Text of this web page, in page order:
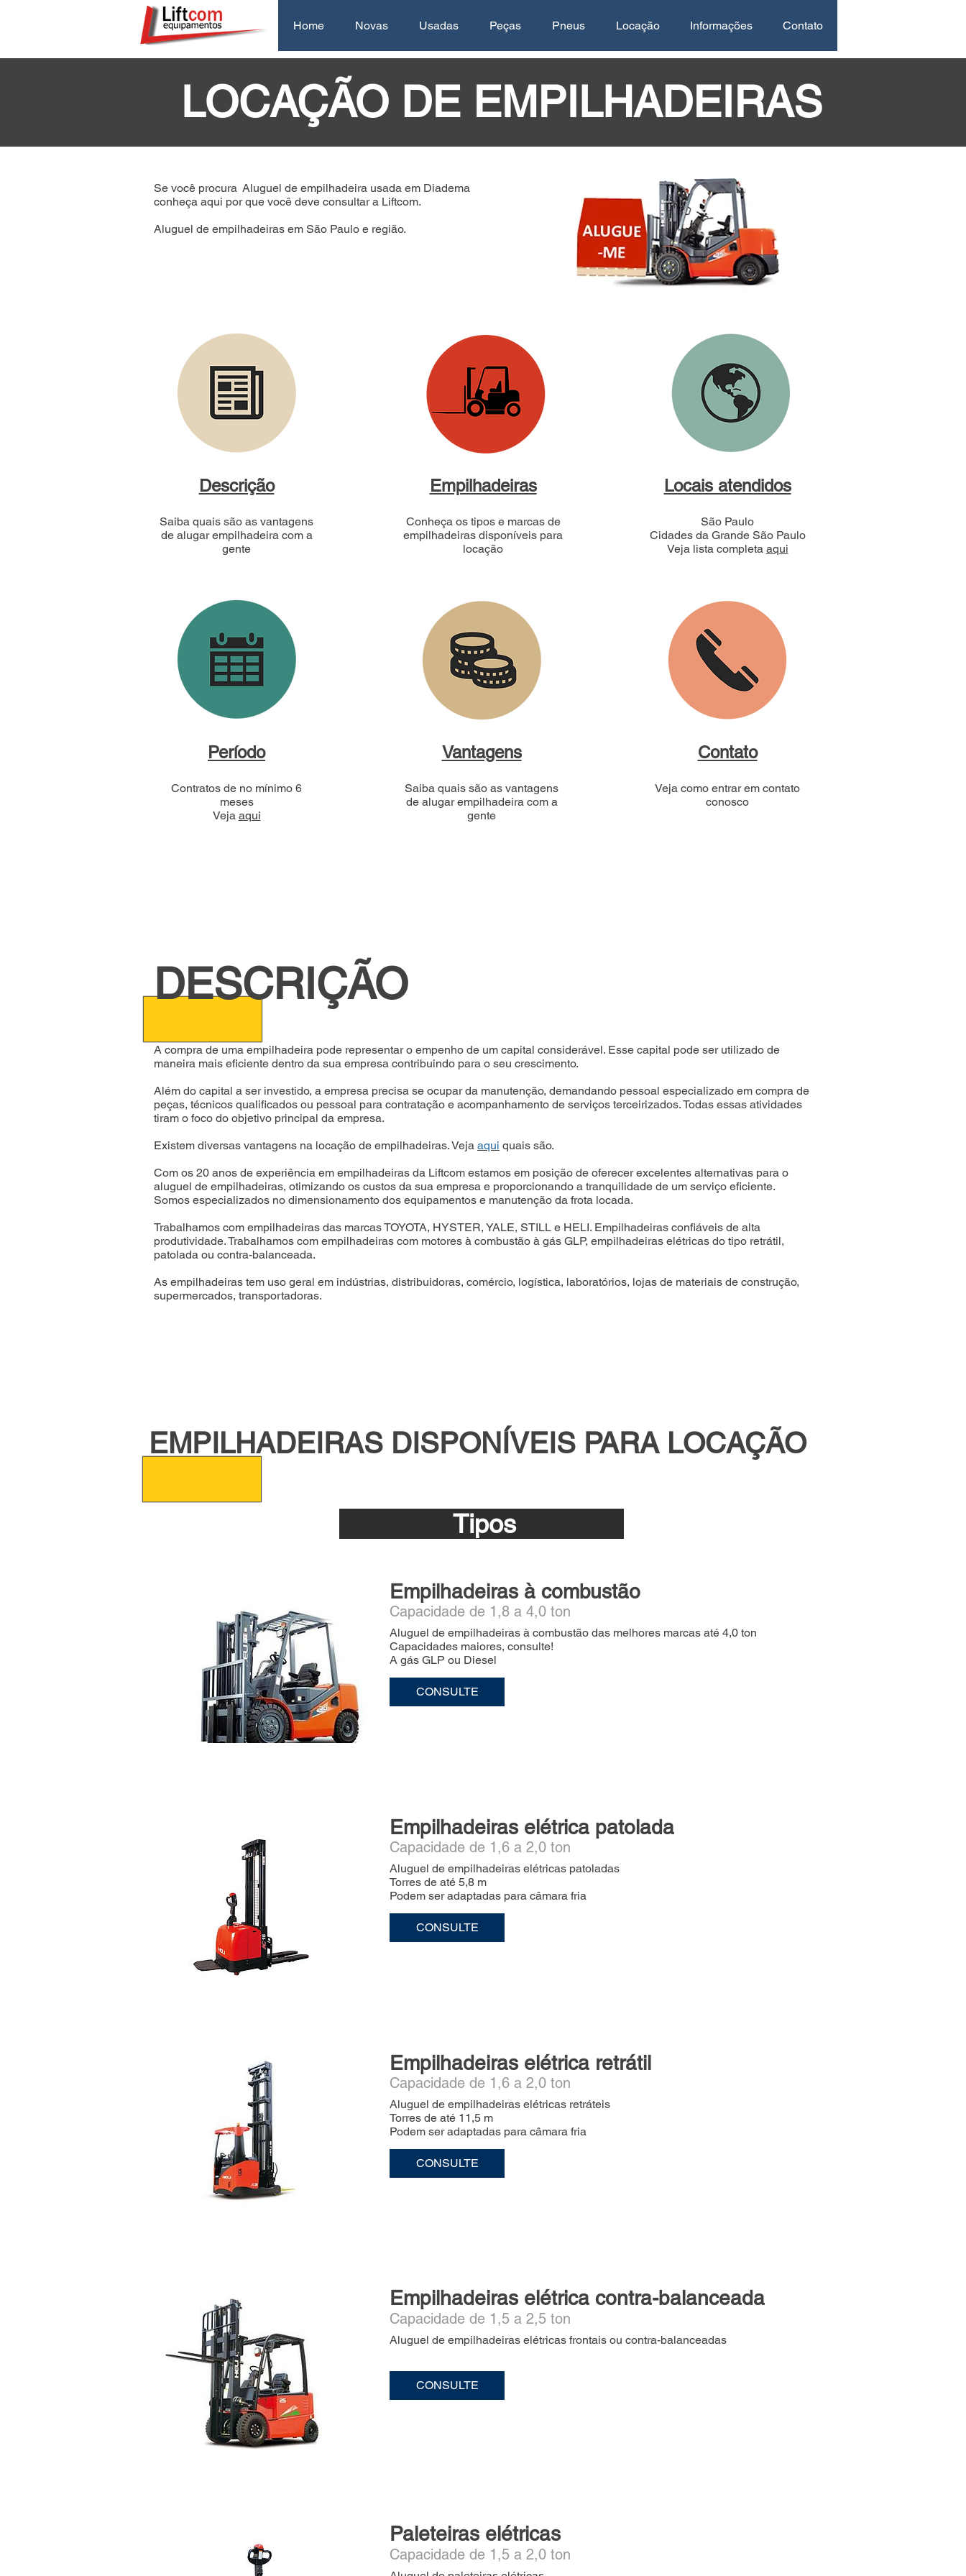
Home Novas Usadas Peças Pneus Locação Informações Contato
LOCAÇÃO DE EMPILHADEIRAS
Se você procura
conheça aqui por que você deve consultar a Liftcom.
Aluguel de empilhadeiras em São Paulo e região.
Aluguel de empilhadeira usada em Diadema
Descrição
Saiba quais são as vantagens
de alugar empilhadeira com a
gente
Empilhadeiras
Conheça os tipos e marcas de
empilhadeiras disponíveis para
locação
Locais atendidos
São Paulo
Cidades da Grande São Paulo
Veja lista completa aqui
Período
Contratos de no mínimo 6
meses
Veja aqui
Vantagens
Saiba quais são as vantagens
de alugar empilhadeira com a
gente
Contato
Veja como entrar em contato
conosco
DESCRIÇÃO
A compra de uma empilhadeira pode representar o empenho de um capital considerável. Esse capital pode ser utilizado de
maneira mais eficiente dentro da sua empresa contribuindo para o seu crescimento.
Além do capital a ser investido, a empresa precisa se ocupar da manutenção, demandando pessoal especializado em compra de
peças, técnicos qualificados ou pessoal para contratação e acompanhamento de serviços terceirizados. Todas essas atividades
tiram o foco do objetivo principal da empresa.
Existem diversas vantagens na locação de empilhadeiras. Veja aqui quais são.
Com os 20 anos de experiência em empilhadeiras da Liftcom estamos em posição de oferecer excelentes alternativas para o
aluguel de empilhadeiras, otimizando os custos da sua empresa e proporcionando a tranquilidade de um serviço eficiente.
Somos especializados no dimensionamento dos equipamentos e manutenção da frota locada.
Trabalhamos com empilhadeiras das marcas TOYOTA, HYSTER, YALE, STILL e HELI. Empilhadeiras confiáveis de alta
produtividade.Trabalhamos com empilhadeiras com motores à combustão à gás GLP, empilhadeiras elétricas do tipo retrátil,
patolada ou contra-balanceada.
As empilhadeiras tem uso geral em indústrias, distribuidoras, comércio, logística, laboratórios, lojas de materiais de construção,
supermercados, transportadoras.
EMPILHADEIRAS DISPONÍVEIS PARA LOCAÇÃO
Tipos
Empilhadeiras à combustão
Capacidade de 1,8 a 4,0 ton
Aluguel de empilhadeiras à combustão das melhores marcas até 4,0 ton
Capacidades maiores, consulte!
A gás GLP ou Diesel
CONSULTE
Empilhadeiras elétrica patolada
Capacidade de 1,6 a 2,0 ton
Aluguel de empilhadeiras elétricas patoladas
Torres de até 5,8 m
Podem ser adaptadas para câmara fria
CONSULTE
Empilhadeiras elétrica retrátil
Capacidade de 1,6 a 2,0 ton
Aluguel de empilhadeiras elétricas retráteis
Torres de até 11,5 m
Podem ser adaptadas para câmara fria
CONSULTE
Empilhadeiras elétrica contra-balanceada
Capacidade de 1,5 a 2,5 ton
Aluguel de empilhadeiras elétricas frontais ou contra-balanceadas
CONSULTE
Paleteiras elétricas
Capacidade de 1,5 a 2,0 ton